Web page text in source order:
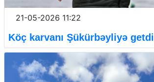
21-05-2026 11:22
Köç karvanı Şükürbəyliyə getdi